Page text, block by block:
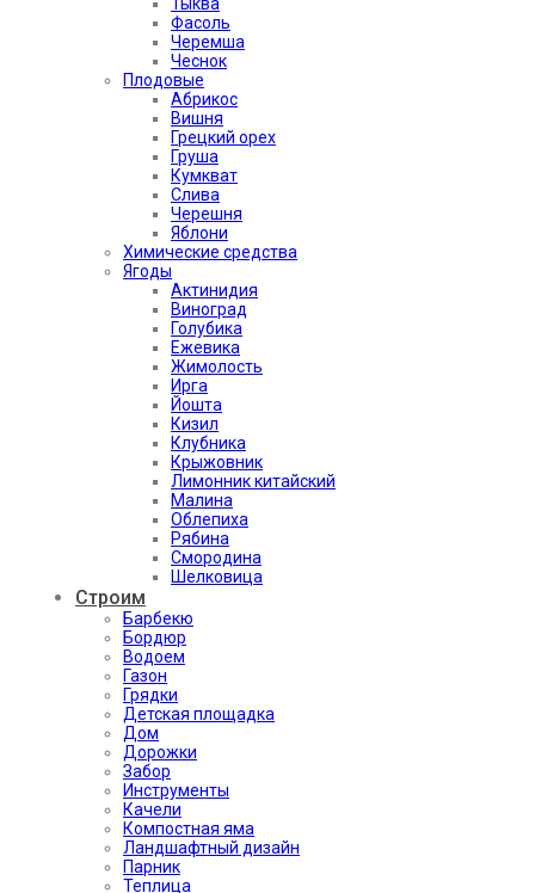
Фасоль
Черемша
Чеснок
Плодовые
Абрикос
Вишня
Грецкий орех
Груша
Кумкват
Слива
Черешня
Яблони
Химические средства
Ягоды
Актинидия
Виноград
Голубика
Ежевика
Жимолость
Ирга
Йошта
Кизил
Клубника
Крыжовник
Лимонник китайский
Малина
Облепиха
Рябина
Смородина
Шелковица
Строим
Барбекю
Бордюр
Водоем
Газон
Грядки
Детская площадка
Дом
Дорожки
Забор
Инструменты
Качели
Компостная яма
Ландшафтный дизайн
Парник
Теплица